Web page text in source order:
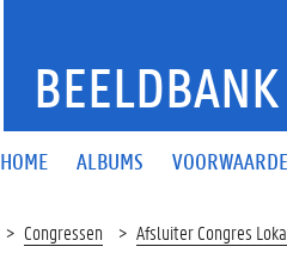
BEELDBANK
HOME ALBUMS
Congressen Afsluiter Congres